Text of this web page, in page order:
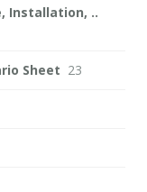
Installation, ..
Sheet 23